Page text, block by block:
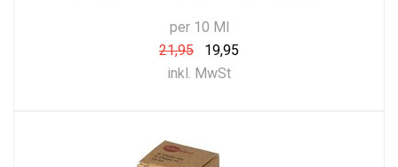
per 10 Ml
21,95
19,95
inkl. MwSt